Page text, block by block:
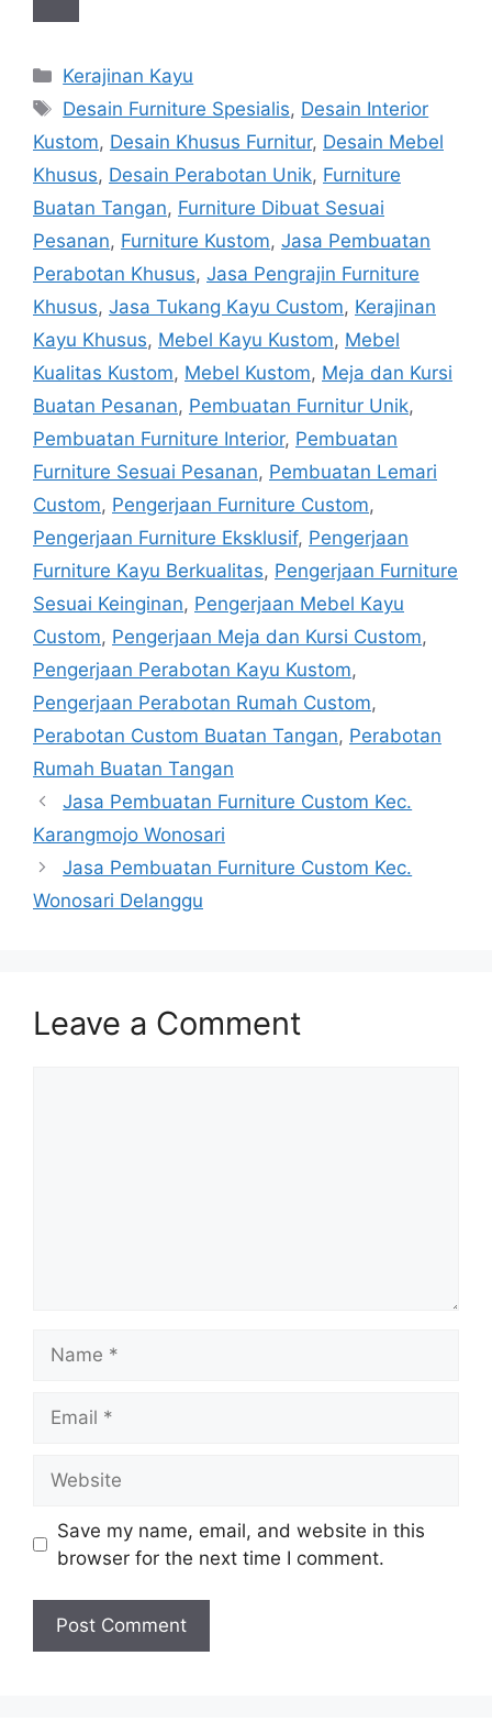
Categories
Kerajinan Kayu
Tags
Desain Furniture Spesialis, Desain Interior
Kustom, Desain Khusus Furnitur, Desain Mebel
Khusus, Desain Perabotan Unik, Furniture
Buatan Tangan, Furniture Dibuat Sesuai
Pesanan, Furniture Kustom, Jasa Pembuatan
Perabotan Khusus, Jasa Pengrajin Furniture
Khusus, Jasa Tukang Kayu Custom, Kerajinan
Kayu Khusus, Mebel Kayu Kustom, Mebel
Kualitas Kustom, Mebel Kustom, Meja dan Kursi
Buatan Pesanan, Pembuatan Furnitur Unik,
Pembuatan Furniture Interior, Pembuatan
Furniture Sesuai Pesanan, Pembuatan Lemari
Custom, Pengerjaan Furniture Custom,
Pengerjaan Furniture Eksklusif, Pengerjaan
Furniture Kayu Berkualitas, Pengerjaan Furniture
Sesuai Keinginan, Pengerjaan Mebel Kayu
Custom, Pengerjaan Meja dan Kursi Custom,
Pengerjaan Perabotan Kayu Kustom,
Pengerjaan Perabotan Rumah Custom,
Perabotan Custom Buatan Tangan, Perabotan
Rumah Buatan Tangan
Jasa Pembuatan Furniture Custom Kec.
Karangmojo Wonosari
Jasa Pembuatan Furniture Custom Kec.
Wonosari Delanggu
Leave a Comment
Save my name, email, and website in this
browser for the next time I comment.